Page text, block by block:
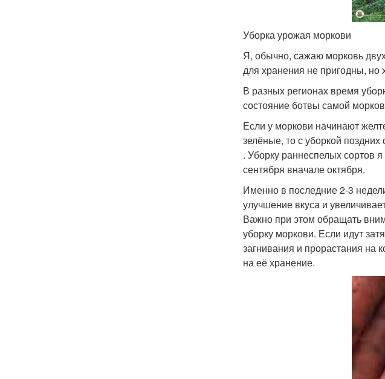
Уборка урожая моркови
Я, обычно, сажаю морковь
для хранения не пригодны, но
В разных регионах время
состояние ботвы самой
Если у моркови начинают
зелёные, то с уборкой
. Уборку раннеспелых сортов
сентября вначале октября.
Именно в последние 2-3
улучшение вкуса и
Важно при этом обращать
уборку моркови. Если идут
загнивания и прорастания на
на её хранение.